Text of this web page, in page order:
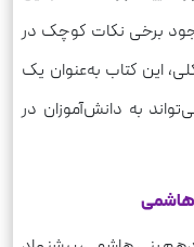
برخی نکات کوچک در
این کتاب به‌عنوان یک
به دانش‌آموزان در
هاشمی